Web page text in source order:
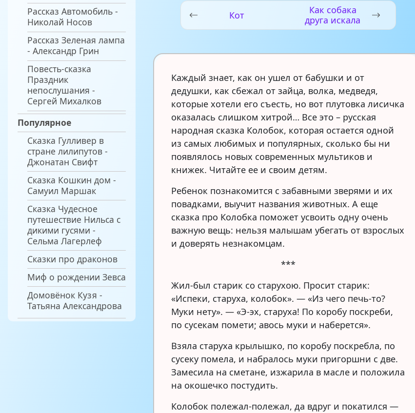
Рассказ Автомобиль -
Николай Носов
Рассказ Зеленая лампа
- Александр Грин
Повесть-сказка
Праздник
непослушания -
Сергей Михалков
Популярное
Сказка Гулливер в
стране лилипутов -
Джонатан Свифт
Сказка Кошкин дом -
Самуил Маршак
Сказка Чудесное
путешествие Нильса с
дикими гусями -
Сельма Лагерлеф
Сказки про драконов
Миф о рождении Зевса
Домовёнок Кузя -
Татьяна Александрова
Кот
Как собака
друга искала
Каждый знает, как он ушел от бабушки и от
дедушки, как сбежал от зайца, волка, медведя,
которые хотели его съесть, но вот плутовка лисичка
оказалась слишком хитрой… Все это – русская
народная сказка Колобок, которая остается одной
из самых любимых и популярных, сколько бы ни
появлялось новых современных мультиков и
книжек. Читайте ее и своим детям.
Ребенок познакомится с забавными зверями и их
повадками, выучит названия животных. А еще
сказка про Колобка поможет усвоить одну очень
важную вещь: нельзя малышам убегать от взрослых
и доверять незнакомцам.
***
Жил-был старик со старухою. Просит старик:
«Испеки, старуха, колобок». — «Из чего печь-то?
Муки нету». — «Э-эх, старуха! По коробу поскреби,
по сусекам помети; авось муки и наберется».
Взяла старуха крылышко, по коробу поскребла, по
сусеку помела, и набралось муки пригоршни с две.
Замесила на сметане, изжарила в масле и положила
на окошечко постудить.
Колобок полежал-полежал, да вдруг и покатился —